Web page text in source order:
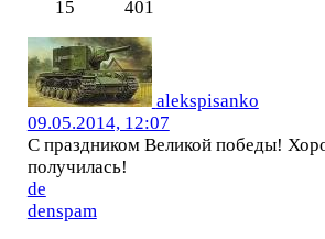
15 401
alekspisanko
09.05.2014, 12:07
С праздником Великой победы!
получилась!
de
denspam